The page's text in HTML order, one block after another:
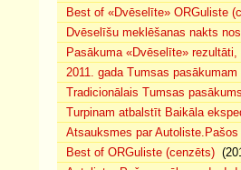
Best of «Dvēselīte» ORGuliste
Dvēselīšu meklēšanas nakts
Pasākuma «Dvēselīte»
2011. gada Tumsas
Tradicionālais Tumsas
Turpinam atbalstīt Baikāla
Atsauksmes par
Best of ORGuliste (cenzēts)